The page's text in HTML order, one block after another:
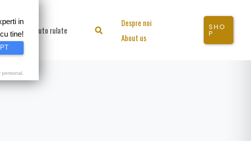
Video Auto rulate Search
Despre noi
About us
SHO
P
in
tine!